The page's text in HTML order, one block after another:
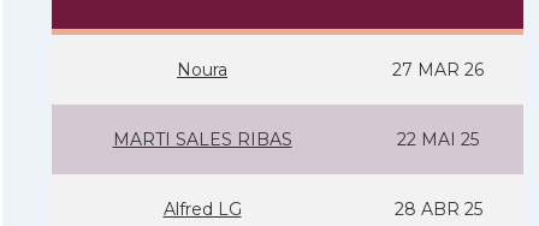
Noura 27 MAR 26
MARTI SALES RIBAS 22 MAI 25
Alfred LG 28 ABR 25